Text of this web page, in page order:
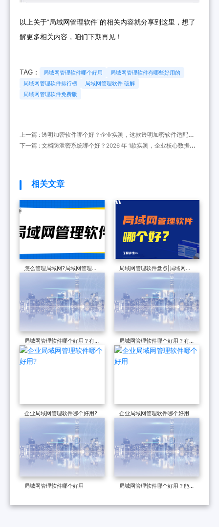
以上关于“局域网管理软件”的相关内容就分享到这里，想了
解更多相关内容，咱们下期再见！
TAG： 局域网管理软件哪个好用
局域网管理软件有哪些好用的
局域网管理软件排行榜
局域网管理软件 破解
局域网管理软件免费版
上一篇 : 透明加密软件哪个好？企业实测，这款透明加密软件适配全
格式不卡顿！
下一篇 : 文档防泄密系统哪个好？2026 年 1款实测，企业核心数据守
相关文章
怎么管理局域网?局域网管理软
件携6大功能给企业排忧解难,让
局域网管理软件盘点|局域网管
理软件哪个好？
局域网管理软件哪个好用？有什
么功能？
局域网管理软件哪个好用？有什
么功能？
企业局域网管理软件哪个好用? 企业局域网管理软件哪个好用
局域网管理软件哪个好用
局域网管理软件哪个好用？能有